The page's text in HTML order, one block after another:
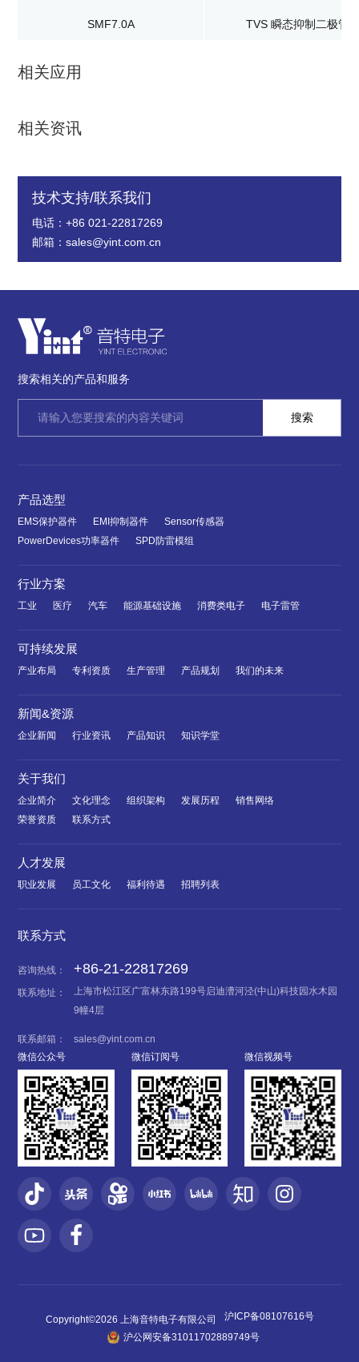
SMF7.0A TVS 瞬态抑制二极管
相关应用
相关资讯
技术支持/联系我们
电话：+86 021-22817269
邮箱：sales@yint.com.cn
搜索相关的产品和服务
产品选型
EMS保护器件 EMI抑制器件
Sensor传感器
PowerDevices功率器件
SPD防雷模组
行业方案
工业 医疗 汽车 能源基础设施 消费类电子 电子雷管
可持续发展
产业布局 专利资质 生产管理 产品规划 我们的未来
新闻&资源
企业新闻 行业资讯 产品知识 知识学堂
关于我们
企业简介 文化理念 组织架构 发展历程
销售网络
荣誉资质
联系方式
人才发展
职业发展 员工文化 福利待遇 招聘列表
联系方式
咨询热线： +86-21-22817269
联系地址：
上海市松江区广富林东路199号启迪漕河泾(中山)科技园水木园
9幢4层
联系邮箱：
sales@yint.com.cn
微信公众号
微信订阅号 微信视频号
Copyright©2026 上海音特电子有限公司
沪ICP备08107616号
沪公网安备31011702889749号